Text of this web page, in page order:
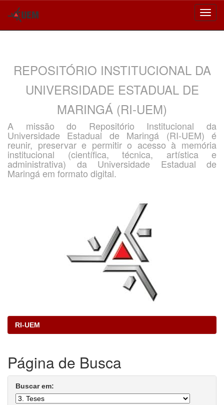
REPOSITÓRIO INSTITUCIONAL DA
UNIVERSIDADE ESTADUAL DE
MARINGÁ (RI-UEM)
A missão do Repositório Institucional da
Universidade Estadual de Maringá (RI-UEM) é
reunir, preservar e permitir o acesso à memória
institucional (científica, técnica, artística e
administrativa) da Universidade Estadual de
Maringá em formato digital.
RI-UEM
Página de Busca
Buscar em: